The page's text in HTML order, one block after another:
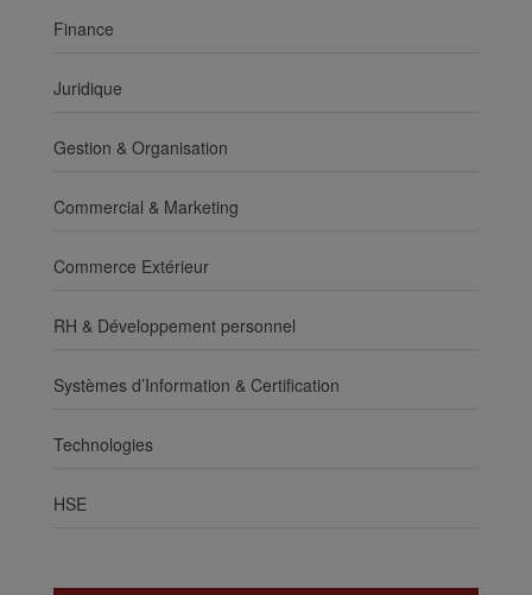
Finance
Juridique
Gestion & Organisation
Commercial & Marketing
Commerce Extérieur
RH & Développement personnel
Systèmes d’Information & Certification
Technologies
HSE